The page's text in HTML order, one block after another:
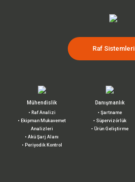
Raf Sistemleri
Mühendislik
• Raf Analizi
• Ekipman Mukavemet
Analizleri
• Akü Şarj Alanı
• Periyodik Kontrol
Danışmanlık
• Şartname
• Süpervizörlük
• Ürün Geliştirme